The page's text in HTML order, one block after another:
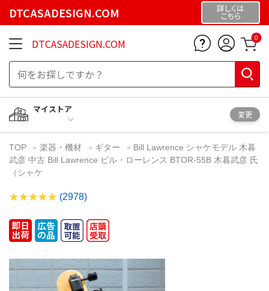
DTCASADESIGN.COM 詳しくは
こちら
DTCASADESIGN.COM 0
マイストア
変更
TOP 楽器・機材 ギター
Bill Lawrence シャケモデル 木暮
武彦 中古 Bill Lawrence ビル・ローレンス BTOR-55B 木暮武彦 氏
（シャケ
(2978)